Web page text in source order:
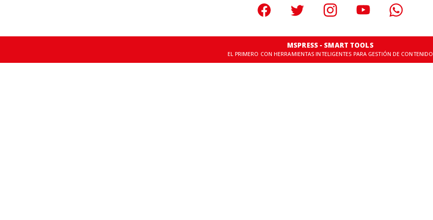
MSPRESS - SMART TOOLS
EL PRIMERO CON HERRAMIENTAS INTELIGENTES PARA GESTIÓN DE CONTENIDO